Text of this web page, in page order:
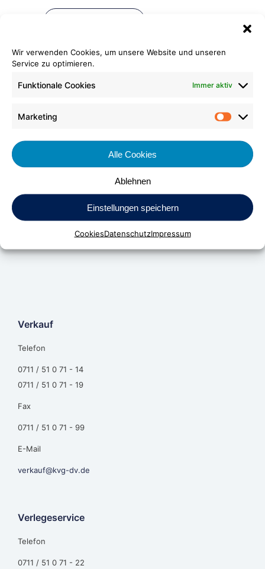
Wir verwenden Cookies, um unsere Website und unseren
Service zu optimieren.
Funktionale Cookies Immer aktiv
Marketing
Alle Cookies
Ablehnen
Einstellungen speichern
CookiesDatenschutzImpressum
DV Kunststoff-Vertriebs-GmbH & Co. KG
Daimlerstraße 24
D-70736 Fellbach
Verkauf
Telefon
0711 / 51 0 71 - 14
0711 / 51 0 71 - 19
Fax
0711 / 51 0 71 - 99
E-Mail
verkauf@kvg-dv.de
Verlegeservice
Telefon
0711 / 51 0 71 - 22